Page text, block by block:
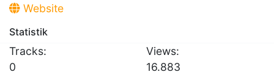
Website
Statistik
Tracks:
0
Views:
16.883